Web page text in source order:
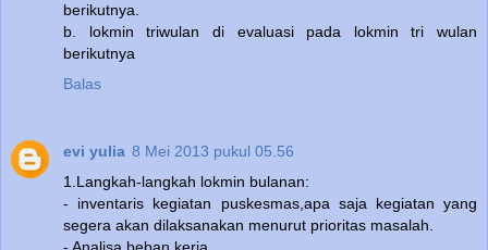
berikutnya.
b. lokmin triwulan di evaluasi pada lokmin tri wulan
berikutnya
Balas
evi yulia 8 Mei 2013 pukul 05.56
1.Langkah-langkah lokmin bulanan:
- inventaris kegiatan puskesmas,apa saja kegiatan yang
segera akan dilaksanakan menurut prioritas masalah.